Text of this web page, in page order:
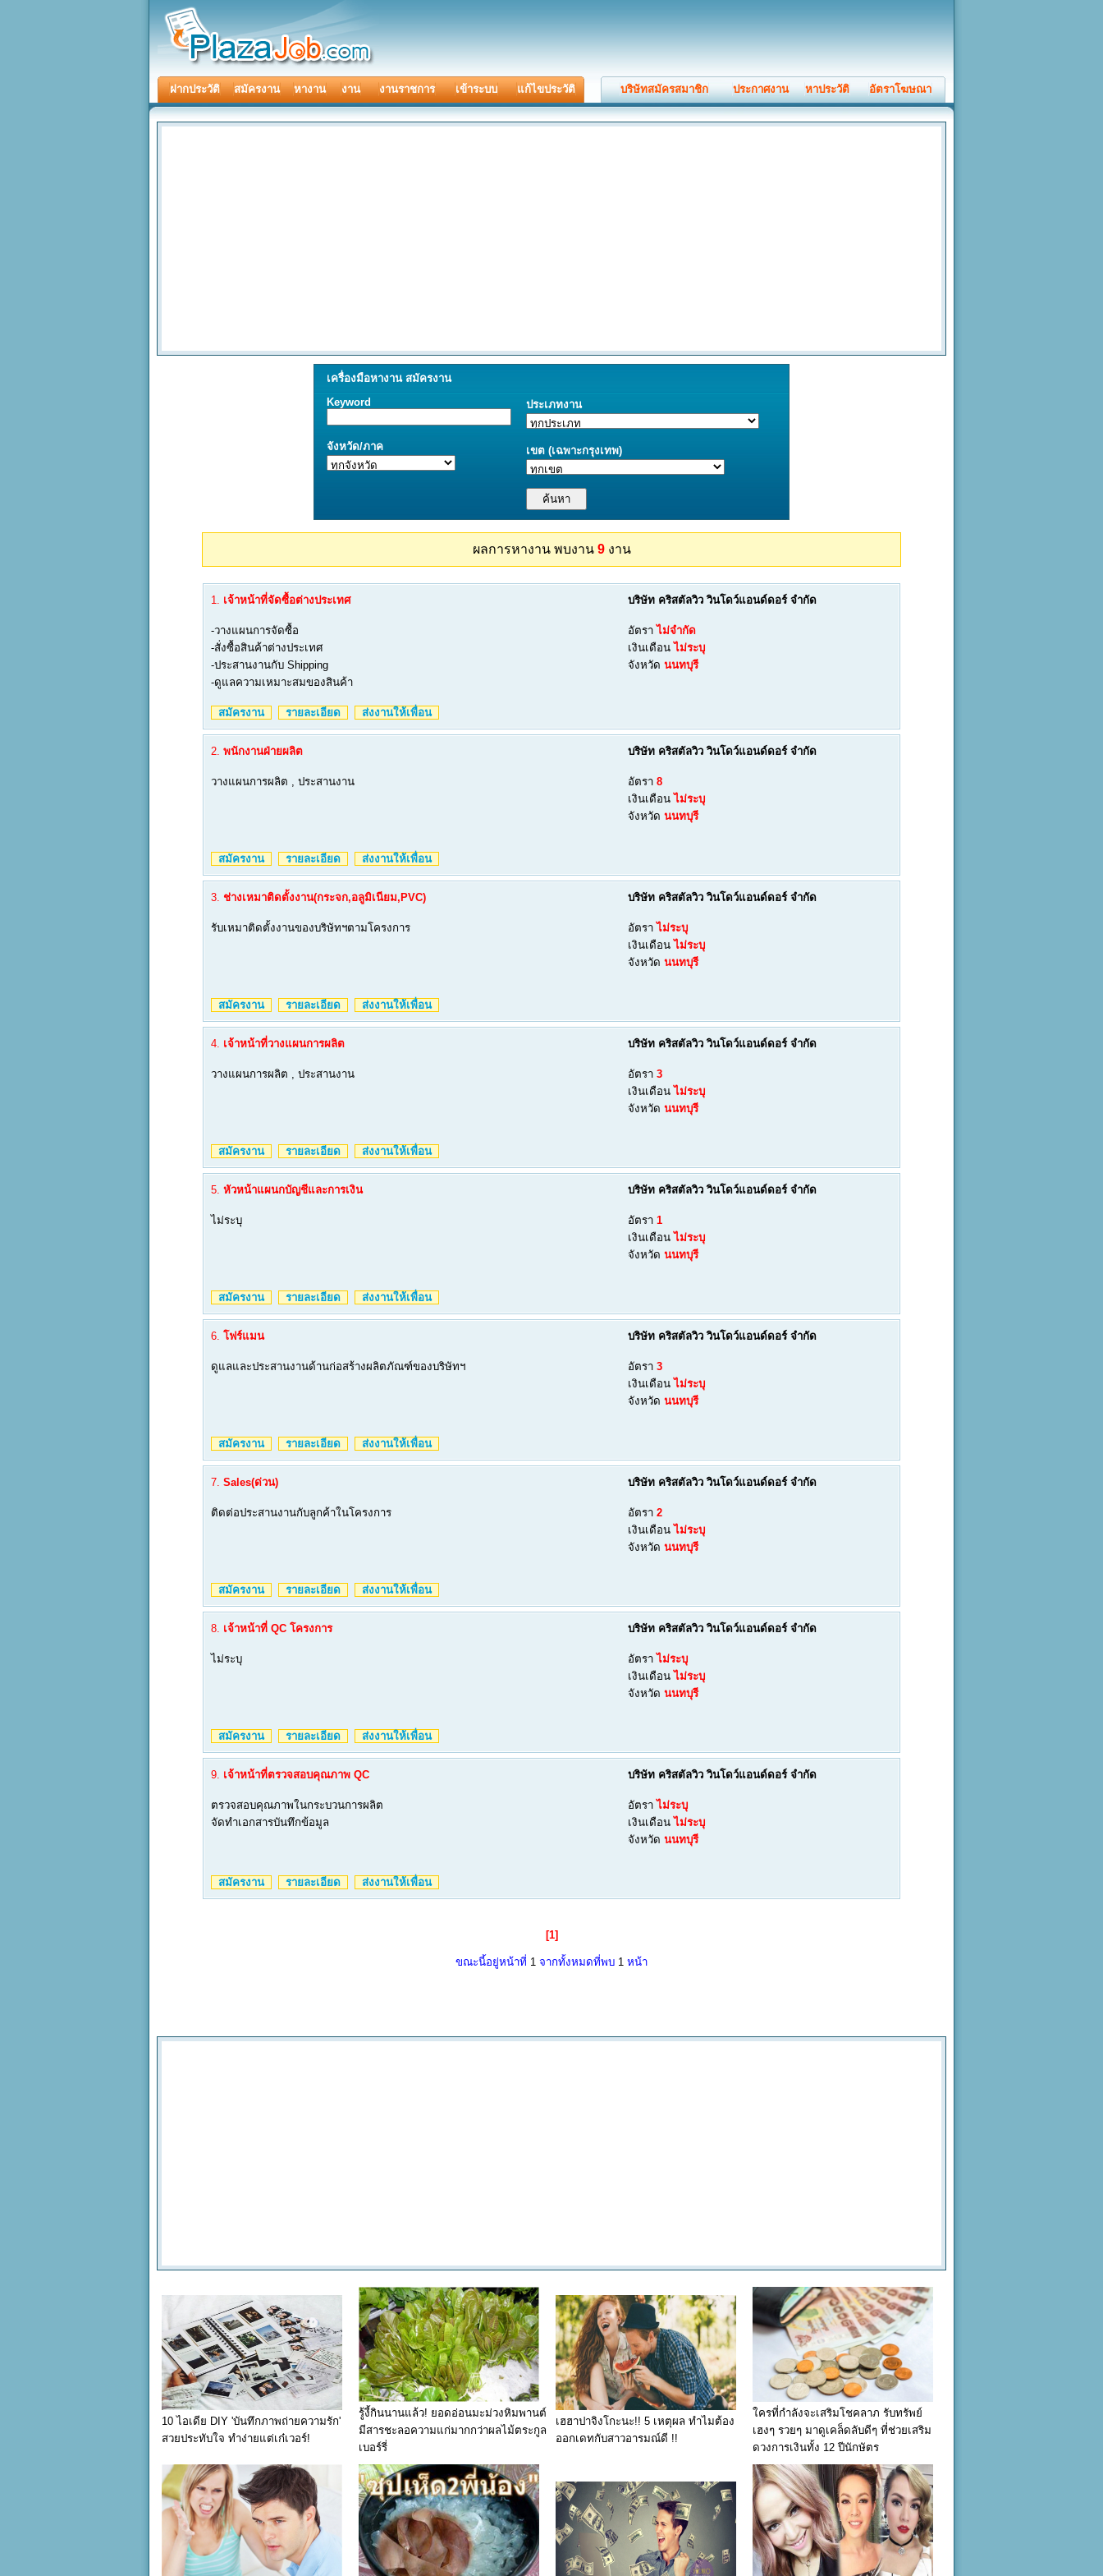
ฝากประวัติ สมัครงาน หางาน งาน งานราชการ เข้าระบบ แก้ไขประวัติ บริษัทสมัครสมาชิก ประกาศงาน หาประวัติ อัตราโฆษณา
เครื่องมือหางาน สมัครงาน
Keyword
จังหวัด/ภาค
ประเภทงาน
เขต (เฉพาะกรุงเทพ)
ผลการหางาน พบงาน 9งาน
1. เจ้าหน้าที่จัดซื้อต่างประเทศ บริษัท คริสตัลวิว วินโดว์แอนด์ดอร์ จำกัด
-วางแผนการจัดซื้อ
-สั่งซื้อสินค้าต่างประเทศ
-ประสานงานกับ Shipping
-ดูแลความเหมาะสมของสินค้า
อัตรา ไม่จำกัด
เงินเดือน ไม่ระบุ
จังหวัด นนทบุรี
สมัครงาน รายละเอียด ส่งงานให้เพื่อน
2. พนักงานฝ่ายผลิต บริษัท คริสตัลวิว วินโดว์แอนด์ดอร์ จำกัด
วางแผนการผลิต , ประสานงาน อัตรา 8
เงินเดือน ไม่ระบุ
จังหวัด นนทบุรี
สมัครงาน รายละเอียด ส่งงานให้เพื่อน
3. ช่างเหมาติดตั้งงาน(กระจก,อลูมิเนียม,PVC) บริษัท คริสตัลวิว วินโดว์แอนด์ดอร์ จำกัด
รับเหมาติดตั้งงานของบริษัทฯตามโครงการ อัตรา ไม่ระบุ
เงินเดือน ไม่ระบุ
จังหวัด นนทบุรี
สมัครงาน รายละเอียด ส่งงานให้เพื่อน
4. เจ้าหน้าที่วางแผนการผลิต บริษัท คริสตัลวิว วินโดว์แอนด์ดอร์ จำกัด
วางแผนการผลิต , ประสานงาน อัตรา 3
เงินเดือน ไม่ระบุ
จังหวัด นนทบุรี
สมัครงาน รายละเอียด ส่งงานให้เพื่อน
5. หัวหน้าแผนกบัญชีและการเงิน บริษัท คริสตัลวิว วินโดว์แอนด์ดอร์ จำกัด
ไม่ระบุ อัตรา 1
เงินเดือน ไม่ระบุ
จังหวัด นนทบุรี
สมัครงาน รายละเอียด ส่งงานให้เพื่อน
6. โฟร์แมน บริษัท คริสตัลวิว วินโดว์แอนด์ดอร์ จำกัด
ดูแลและประสานงานด้านก่อสร้างผลิตภัณฑ์ของบริษัทฯ อัตรา 3
เงินเดือน ไม่ระบุ
จังหวัด นนทบุรี
สมัครงาน รายละเอียด ส่งงานให้เพื่อน
7. Sales(ด่วน) บริษัท คริสตัลวิว วินโดว์แอนด์ดอร์ จำกัด
ติดต่อประสานงานกับลูกค้าในโครงการ อัตรา 2
เงินเดือน ไม่ระบุ
จังหวัด นนทบุรี
สมัครงาน รายละเอียด ส่งงานให้เพื่อน
8. เจ้าหน้าที่ QC โครงการ บริษัท คริสตัลวิว วินโดว์แอนด์ดอร์ จำกัด
ไม่ระบุ อัตรา ไม่ระบุ
เงินเดือน ไม่ระบุ
จังหวัด นนทบุรี
สมัครงาน รายละเอียด ส่งงานให้เพื่อน
9. เจ้าหน้าที่ตรวจสอบคุณภาพ QC บริษัท คริสตัลวิว วินโดว์แอนด์ดอร์ จำกัด
ตรวจสอบคุณภาพในกระบวนการผลิต
จัดทำเอกสารบันทึกข้อมูล
อัตรา ไม่ระบุ
เงินเดือน ไม่ระบุ
จังหวัด นนทบุรี
สมัครงาน รายละเอียด ส่งงานให้เพื่อน
[1]
ขณะนี้อยู่หน้าที่ 1 จากทั้งหมดที่พบ 1 หน้า
10 ไอเดีย DIY 'บันทึกภาพถ่ายความรัก'
สวยประทับใจ ทำง่ายแต่เก๋เวอร์!
รู้งี้กินนานแล้ว! ยอดอ่อนมะม่วงหิมพานต์
มีสารชะลอความแก่มากกว่าผลไม้ตระกูล
เบอร์รี่
เฮฮาปาจิงโกะนะ!! 5 เหตุผล ทำไมต้อง
ออกเดทกับสาวอารมณ์ดี !!
ใครที่กำลังจะเสริมโชคลาภ รับทรัพย์
เฮงๆ รวยๆ มาดูเคล็ดลับดีๆ ที่ช่วยเสริม
ดวงการเงินทั้ง 12 ปีนักษัตร